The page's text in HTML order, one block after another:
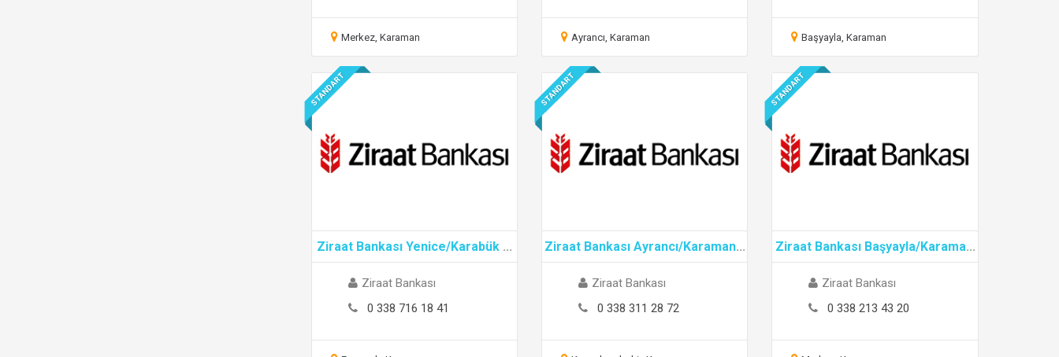
Merkez, Karaman Ayrancı, Karaman Başyayla, Karaman
STANDART
Ziraat Bankası Yenice/Karabük ...
Ziraat Bankası
0 338 716 18 41
STANDART
Ziraat Bankası Ayrancı/Karaman...
Ziraat Bankası
0 338 311 28 72
STANDART
Ziraat Bankası Başyayla/Karama...
Ziraat Bankası
0 338 213 43 20